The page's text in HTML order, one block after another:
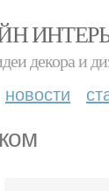
декора и
новости